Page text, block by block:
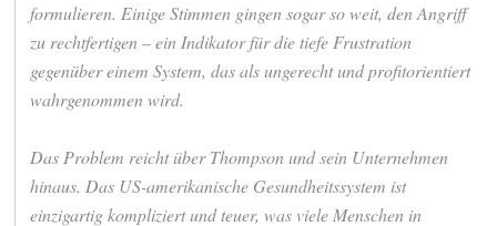
formulieren. Einige Stimmen gingen sogar so weit, den Angriff
zu rechtfertigen – ein Indikator für die tiefe Frustration
gegenüber einem System, das als ungerecht und profitorientiert
wahrgenommen wird.
Das Problem reicht über Thompson und sein Unternehmen
hinaus. Das US-amerikanische Gesundheitssystem ist
einzigartig kompliziert und teuer, was viele Menschen in